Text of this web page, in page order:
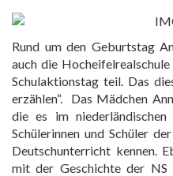
Rund um den Geburtstag
auch die
Schulaktionstag teil. Das
erzählen“. Das Mädchen
die es im
Schülerinnen und Schüler
Deutschunterricht kennen.
mit der Geschichte der NS